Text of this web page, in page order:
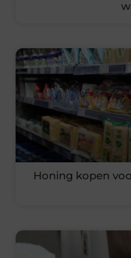
Honing kopen